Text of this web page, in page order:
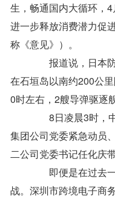
生，畅通国内大循环，
进一步释放消费潜力促
称《意见》）。
报道说，日本防
在石垣岛以南约200公
0时左右，2艘导弹驱逐
8日凌晨3时，中
集团公司党委紧急动员
二公司党委书记任化庆
即便是在过去一
战。深圳市跨境电子商